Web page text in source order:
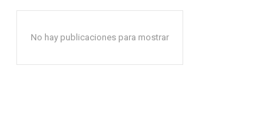
No hay publicaciones para mostrar